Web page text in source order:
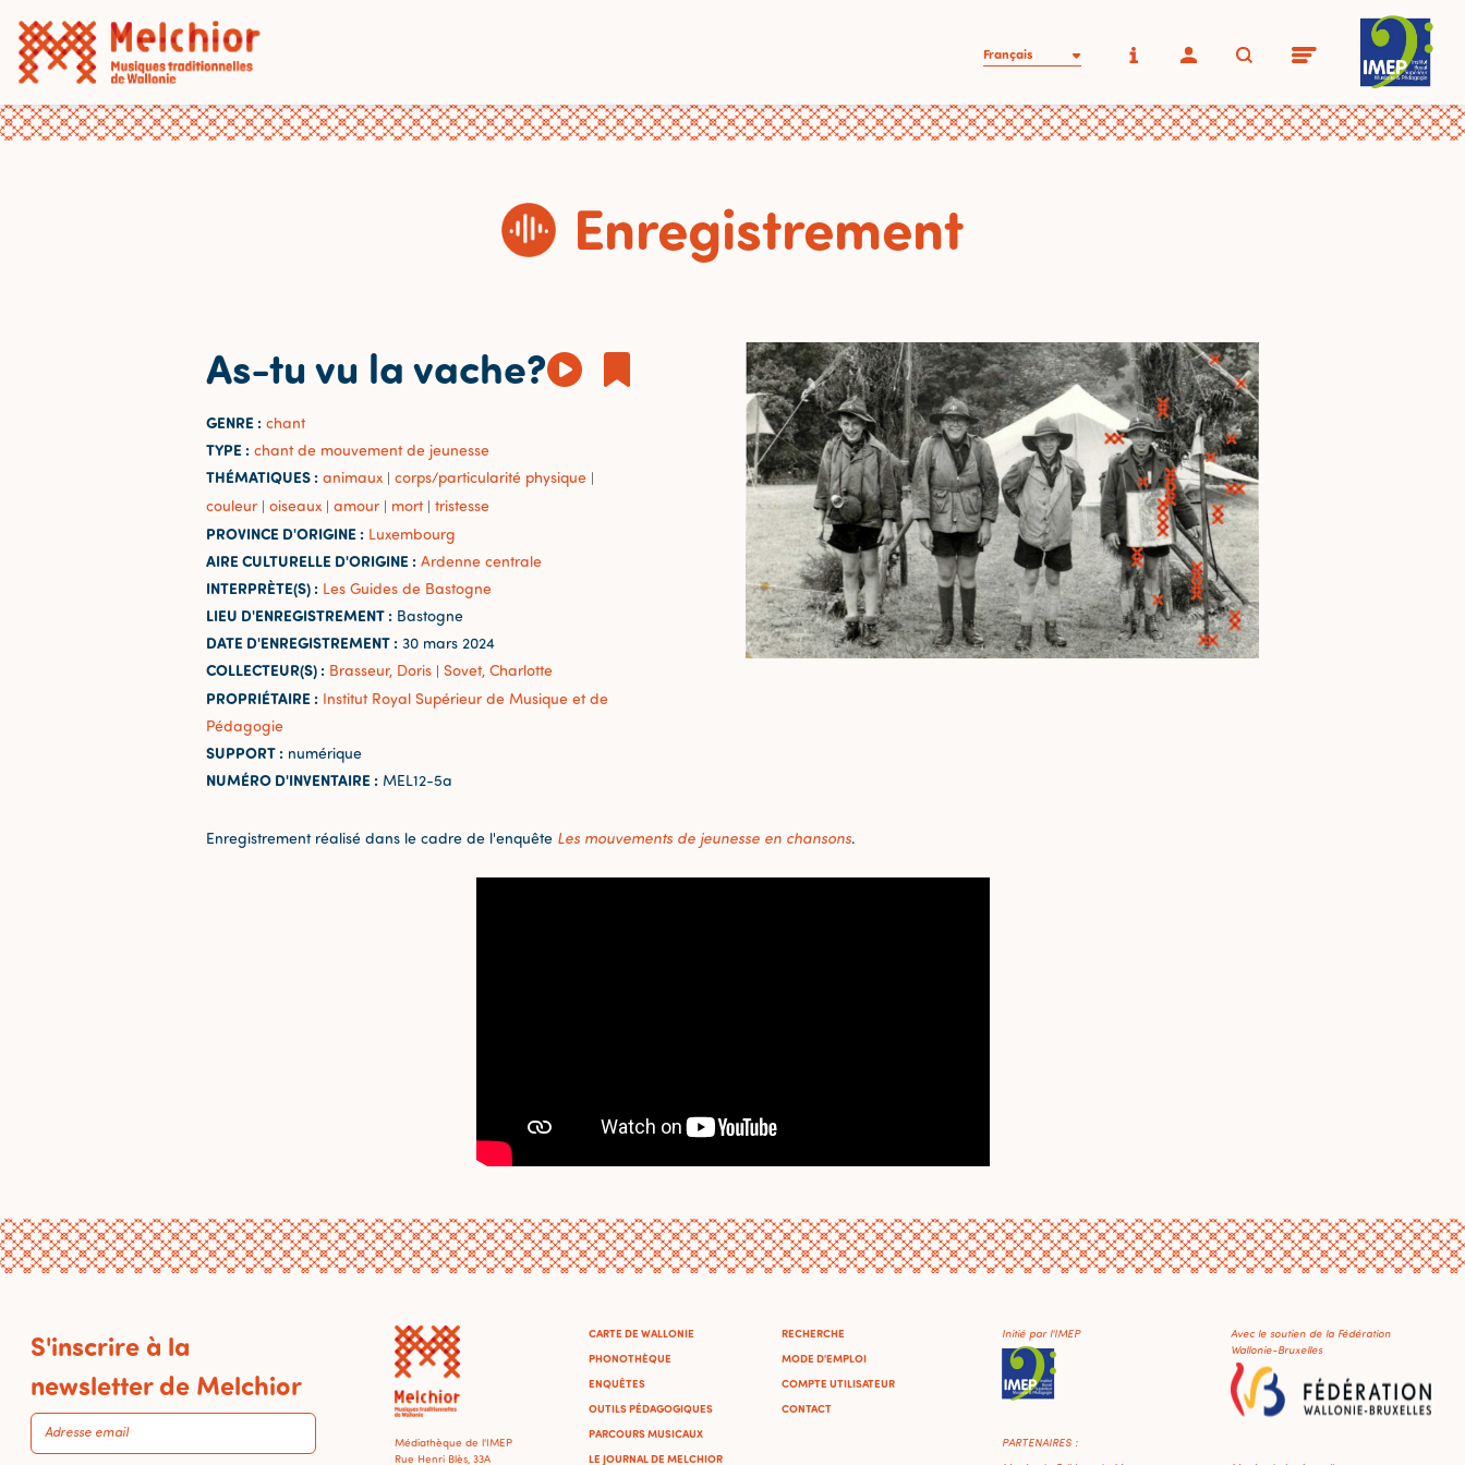
Français
Enregistrement
As-tu vu la vache?
GENRE : chant
TYPE : chant de mouvement de jeunesse
THÉMATIQUES : animaux | corps/particularité physique |
couleur | oiseaux | amour | mort | tristesse
PROVINCE D'ORIGINE : Luxembourg
AIRE CULTURELLE D'ORIGINE : Ardenne centrale
INTERPRÈTE(S) : Les Guides de Bastogne
LIEU D'ENREGISTREMENT : Bastogne
DATE D'ENREGISTREMENT : 30 mars 2024
COLLECTEUR(S) : Brasseur, Doris | Sovet, Charlotte
PROPRIÉTAIRE : Institut Royal Supérieur de Musique et de
Pédagogie
SUPPORT : numérique
NUMÉRO D'INVENTAIRE : MEL12-5a
Enregistrement réalisé dans le cadre de l'enquête Les mouvements de jeunesse en chansons.
S'inscrire à la
newsletter de Melchior
Médiathèque de l'IMEP
Rue Henri Blès, 33A
CARTE DE WALLONIE
PHONOTHÈQUE
ENQUÊTES
OUTILS PÉDAGOGIQUES
PARCOURS MUSICAUX
LE JOURNAL DE MELCHIOR
RECHERCHE
MODE D'EMPLOI
COMPTE UTILISATEUR
CONTACT
Initié par l'IMEP
Avec le soutien de la Fédération
Wallonie-Bruxelles
PARTENAIRES :